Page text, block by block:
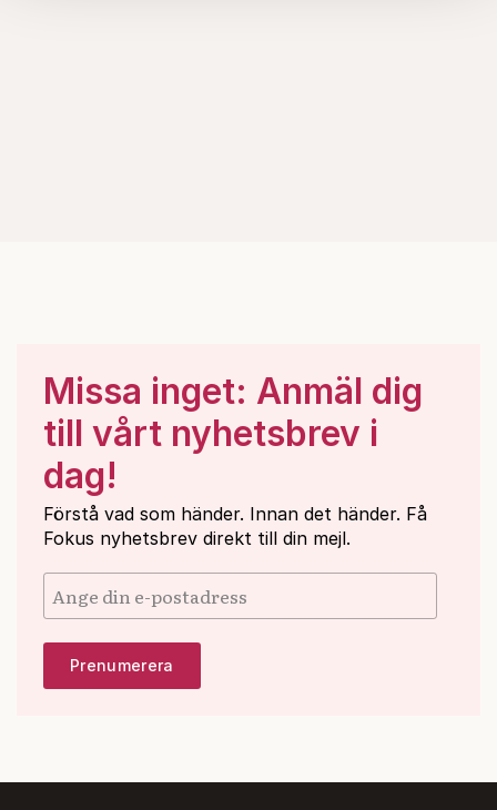
Missa inget: Anmäl dig
till vårt nyhetsbrev i
dag!
Förstå vad som händer. Innan det händer. Få
Fokus nyhetsbrev direkt till din mejl.